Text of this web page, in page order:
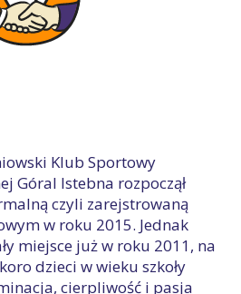
Klub Sportowy
Góral Istebna rozpoczął
czyli zarejstrowaną
w roku 2015. Jednak
miejsce już w roku 2011, na
dzieci w wieku szkoły
cierpliwość i pasja